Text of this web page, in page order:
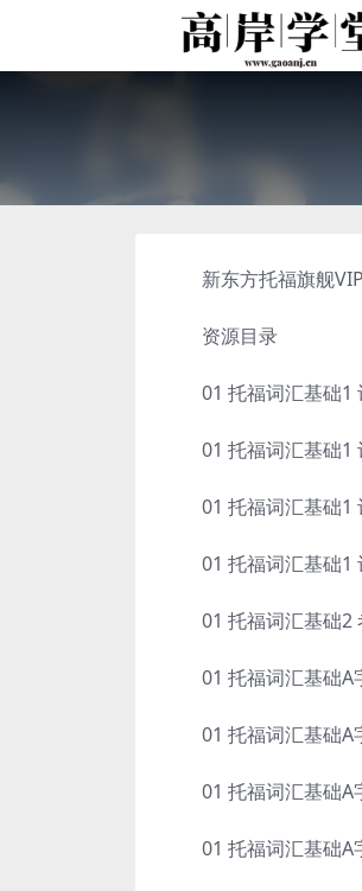
新东方托福旗舰VIP
资源目录
01 托福词汇基础1
01 托福词汇基础1
01 托福词汇基础1
01 托福词汇基础1
01 托福词汇基础2
01 托福词汇基础A
01 托福词汇基础A
01 托福词汇基础A
01 托福词汇基础A